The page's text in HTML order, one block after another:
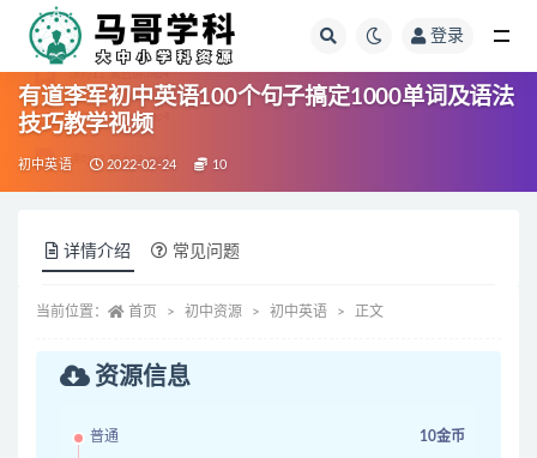
登录
有道李军初中英语100个句子搞定1000单词及语法
技巧教学视频
初中英语 2022-02-24 10
详情介绍 常见问题
当前位置： 首页 初中资源 初中英语 正文
资源信息
普通 10金币
全部